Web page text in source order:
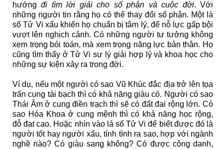
hướngđi tìm lời giải cho số phận và cuộc đời. Với
những người tin rằng họ có thể thay đổi số phận. Một lá
số Tử Vi xấu khiến họ chuẩn bị tâm lý, để nỗ lực gấp bội
vượt lên nghịch cảnh. Có những người tư tưởng không
xem trọng bói toán, mà xem trọng năng lực bản thân. Họ
cũng tìm thấy ở Tử Vi sự lý giải hợp lý và khoa học cho
những sự kiện xảy ra trong đời.
Ví dụ, nếu một người có sao Vũ Khúc đắc địa trở lên tọa
trấn cung tài bạch thì có khả năng giàu có. Người có sao
Thái Âm ở cung điền trạch thì sẽ có đất đai rộng lớn. Có
sao Hóa Khoa ở cung mệnh thì có khả năng học rộng,
đỗ đạt cao. Hoặc nhìn vào lá số Tử Vi để biết được đó là
người tốt hay người xấu, tính tình ra sao, hợp với ngành
nghề nào? Có giàu sang không? Có được công danh,